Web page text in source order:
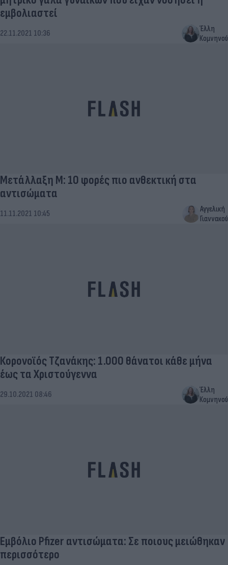
εμβολιαστεί
22.11.2021 10:36
Έλλη
Κομνηνού
Μετάλλαξη Μ: 10 φορές πιο ανθεκτική στα
αντισώματα
11.11.2021 10:45
Αγγελική
Γιαννακού
Κορονοϊός Τζανάκης: 1.000 θάνατοι κάθε μήνα
έως τα Χριστούγεννα
29.10.2021 08:46
Έλλη
Κομνηνού
Εμβόλιο Pfizer αντισώματα: Σε ποιους μειώθηκαν
περισσότερο